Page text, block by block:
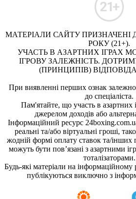
МАТЕРІАЛИ САЙТУ ПРИЗНАЧЕНІ
РОКУ (21+).
УЧАСТЬ В АЗАРТНИХ ІГРАХ
ІГРОВУ ЗАЛЕЖНІСТЬ.
(ПРИНЦИПІВ)
При виявленні перших ознак
до спеціаліста.
Пам'ятайте, що участь в азартних
джерелом доходів або
Інформаційний ресурс
реальні та/або віртуальні гроші,
жодній формі оплату ставок та/інших
можуть бути пов’язані з азартними
тоталізаторами.
Будь-які матеріали на інформаційному
публікуються виключно з